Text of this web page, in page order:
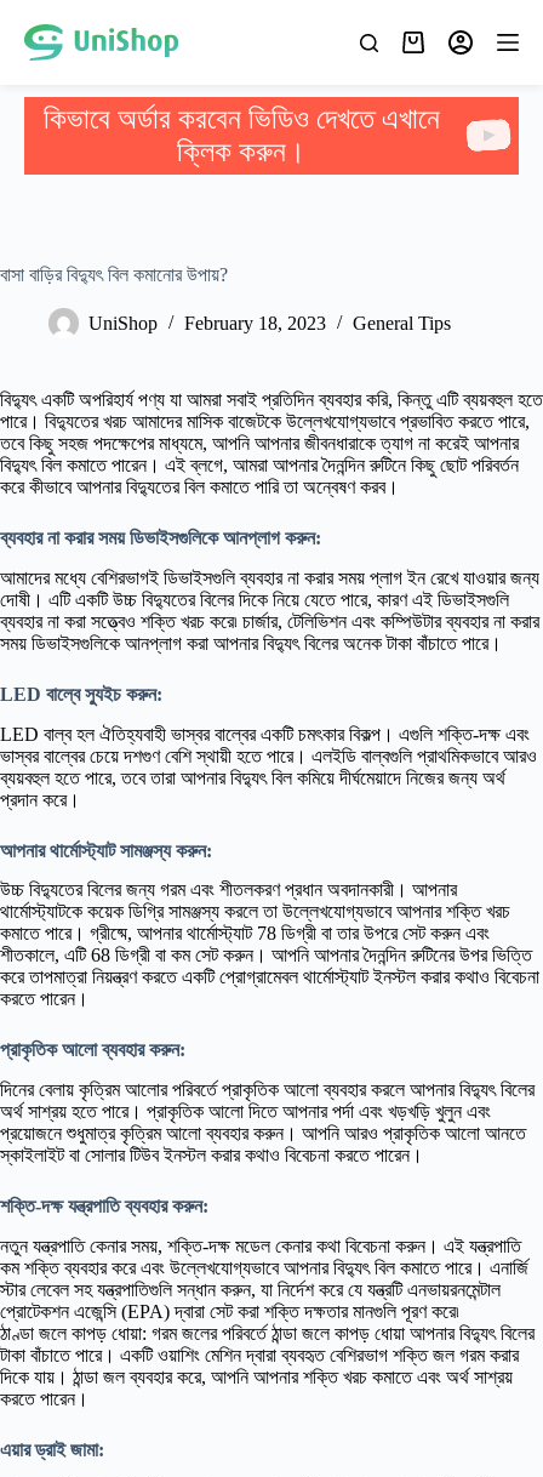
কিভাবে অর্ডার করবেন ভিডিও দেখতে এখানে
ক্লিক করুন।
বাসা বাড়ির বিদ্যুৎ বিল কমানোর উপায়?
UniShop February 18, 2023 General Tips
বিদ্যুৎ একটি অপরিহার্য পণ্য যা আমরা সবাই প্রতিদিন ব্যবহার করি, কিন্তু এটি ব্যয়বহুল হতে
পারে। বিদ্যুতের খরচ আমাদের মাসিক বাজেটকে উল্লেখযোগ্যভাবে প্রভাবিত করতে পারে,
তবে কিছু সহজ পদক্ষেপের মাধ্যমে, আপনি আপনার জীবনধারাকে ত্যাগ না করেই আপনার
বিদ্যুৎ বিল কমাতে পারেন। এই ব্লগে, আমরা আপনার দৈনন্দিন রুটিনে কিছু ছোট পরিবর্তন
করে কীভাবে আপনার বিদ্যুতের বিল কমাতে পারি তা অন্বেষণ করব।
ব্যবহার না করার সময় ডিভাইসগুলিকে আনপ্লাগ করুন:
আমাদের মধ্যে বেশিরভাগই ডিভাইসগুলি ব্যবহার না করার সময় প্লাগ ইন রেখে যাওয়ার জন্য
দোষী। এটি একটি উচ্চ বিদ্যুতের বিলের দিকে নিয়ে যেতে পারে, কারণ এই ডিভাইসগুলি
ব্যবহার না করা সত্ত্বেও শক্তি খরচ করে৷ চার্জার, টেলিভিশন এবং কম্পিউটার ব্যবহার না করার
সময় ডিভাইসগুলিকে আনপ্লাগ করা আপনার বিদ্যুৎ বিলের অনেক টাকা বাঁচাতে পারে।
LED বাল্বে স্যুইচ করুন:
LED বাল্ব হল ঐতিহ্যবাহী ভাস্বর বাল্বের একটি চমৎকার বিকল্প। এগুলি শক্তি-দক্ষ এবং
ভাস্বর বাল্বের চেয়ে দশগুণ বেশি স্থায়ী হতে পারে। এলইডি বাল্বগুলি প্রাথমিকভাবে আরও
ব্যয়বহুল হতে পারে, তবে তারা আপনার বিদ্যুৎ বিল কমিয়ে দীর্ঘমেয়াদে নিজের জন্য অর্থ
প্রদান করে।
আপনার থার্মোস্ট্যাট সামঞ্জস্য করুন:
উচ্চ বিদ্যুতের বিলের জন্য গরম এবং শীতলকরণ প্রধান অবদানকারী। আপনার
থার্মোস্ট্যাটকে কয়েক ডিগ্রি সামঞ্জস্য করলে তা উল্লেখযোগ্যভাবে আপনার শক্তি খরচ
কমাতে পারে। গ্রীষ্মে, আপনার থার্মোস্ট্যাট 78 ডিগ্রী বা তার উপরে সেট করুন এবং
শীতকালে, এটি 68 ডিগ্রী বা কম সেট করুন। আপনি আপনার দৈনন্দিন রুটিনের উপর ভিত্তি
করে তাপমাত্রা নিয়ন্ত্রণ করতে একটি প্রোগ্রামেবল থার্মোস্ট্যাট ইনস্টল করার কথাও বিবেচনা
করতে পারেন।
প্রাকৃতিক আলো ব্যবহার করুন:
দিনের বেলায় কৃত্রিম আলোর পরিবর্তে প্রাকৃতিক আলো ব্যবহার করলে আপনার বিদ্যুৎ বিলের
অর্থ সাশ্রয় হতে পারে। প্রাকৃতিক আলো দিতে আপনার পর্দা এবং খড়খড়ি খুলুন এবং
প্রয়োজনে শুধুমাত্র কৃত্রিম আলো ব্যবহার করুন। আপনি আরও প্রাকৃতিক আলো আনতে
স্কাইলাইট বা সোলার টিউব ইনস্টল করার কথাও বিবেচনা করতে পারেন।
শক্তি-দক্ষ যন্ত্রপাতি ব্যবহার করুন:
নতুন যন্ত্রপাতি কেনার সময়, শক্তি-দক্ষ মডেল কেনার কথা বিবেচনা করুন। এই যন্ত্রপাতি
কম শক্তি ব্যবহার করে এবং উল্লেখযোগ্যভাবে আপনার বিদ্যুৎ বিল কমাতে পারে। এনার্জি
স্টার লেবেল সহ যন্ত্রপাতিগুলি সন্ধান করুন, যা নির্দেশ করে যে যন্ত্রটি এনভায়রনমেন্টাল
প্রোটেকশন এজেন্সি (EPA) দ্বারা সেট করা শক্তি দক্ষতার মানগুলি পূরণ করে৷
ঠাণ্ডা জলে কাপড় ধোয়া: গরম জলের পরিবর্তে ঠান্ডা জলে কাপড় ধোয়া আপনার বিদ্যুৎ বিলের
টাকা বাঁচাতে পারে। একটি ওয়াশিং মেশিন দ্বারা ব্যবহৃত বেশিরভাগ শক্তি জল গরম করার
দিকে যায়। ঠান্ডা জল ব্যবহার করে, আপনি আপনার শক্তি খরচ কমাতে এবং অর্থ সাশ্রয়
করতে পারেন।
এয়ার ড্রাই জামা: